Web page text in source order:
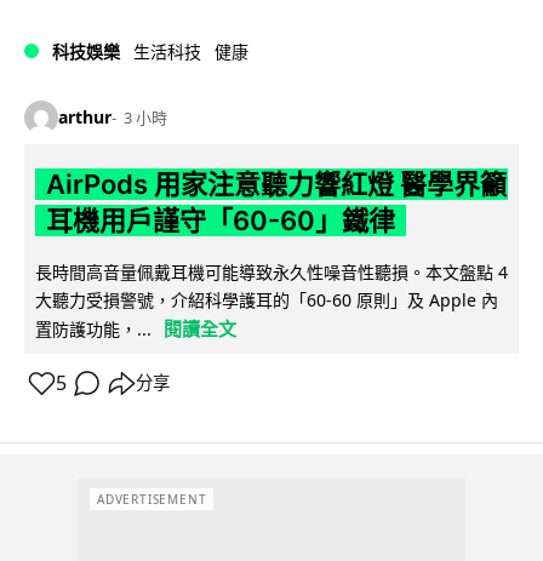
科技娛樂 生活科技 健康
arthur 3 小時
AirPods 用家注意聽力響紅燈 醫學界籲
耳機用戶謹守「60-60」鐵律
長時間高音量佩戴耳機可能導致永久性噪音性聽損。本文盤點 4
大聽力受損警號，介紹科學護耳的「60-60 原則」及 Apple 內
置防護功能，...
閱讀全文
5 分享
ADVERTISEMENT